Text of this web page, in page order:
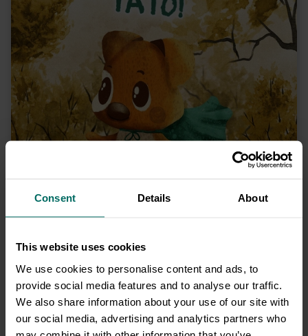
Consent Details About
This website uses cookies
We use cookies to personalise content and ads, to
provide social media features and to analyse our traffic.
We also share information about your use of our site with
our social media, advertising and analytics partners who
Na koniec zdecydujesz, jak chcesz przekazać
obdarowanemu swoją kartkę. Będziesz mieć
możliwość wygenerowania unikalnego linku do
kartki oraz pobrania kartki ze swoimi życzeniami w
PDF.
Tutaj znajdzie się Twój podpis <3
ukryć
Wszystkiego najlepszego